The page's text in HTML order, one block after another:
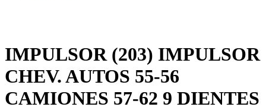
IMPULSOR (203) IMPULSOR
CHEV. AUTOS 55-56
CAMIONES 57-62 9 DIENTES